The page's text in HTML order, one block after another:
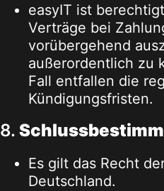
easyIT ist
Verträge bei
vorübergehend
außerordentlich zu
Fall entfallen die
Kündigungsfristen.
8.
Es gilt das Recht
Deutschland.